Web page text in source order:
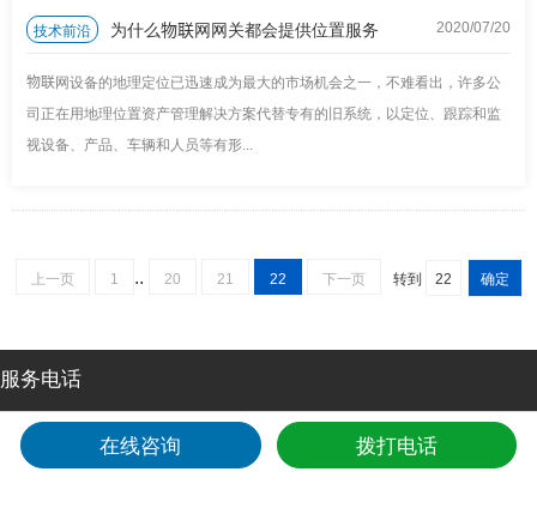
/20
2020/07
技术前沿 为什么物联网网关都会提供位置服务
物联网设备的地理定位已迅速成为最大的市场机会之一，不难看出，许多公
司正在用地理位置资产管理解决方案代替专有的旧系统，以定位、跟踪和监
视设备、产品、车辆和人员等有形...
上一页 1 .. 20 21 22 下一页 转到
服务电话
24小时全国服务热线
0592-6211782
在线咨询 拨打电话